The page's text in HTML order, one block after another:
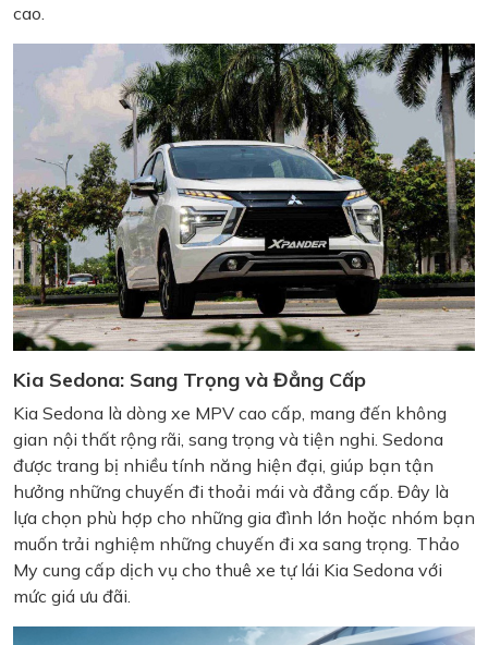
cao.
Kia Sedona: Sang Trọng và Đẳng Cấp
Kia Sedona là dòng xe MPV cao cấp, mang đến không
gian nội thất rộng rãi, sang trọng và tiện nghi. Sedona
được trang bị nhiều tính năng hiện đại, giúp bạn tận
hưởng những chuyến đi thoải mái và đẳng cấp. Đây là
lựa chọn phù hợp cho những gia đình lớn hoặc nhóm bạn
muốn trải nghiệm những chuyến đi xa sang trọng. Thảo
My cung cấp dịch vụ cho thuê xe tự lái Kia Sedona với
mức giá ưu đãi.